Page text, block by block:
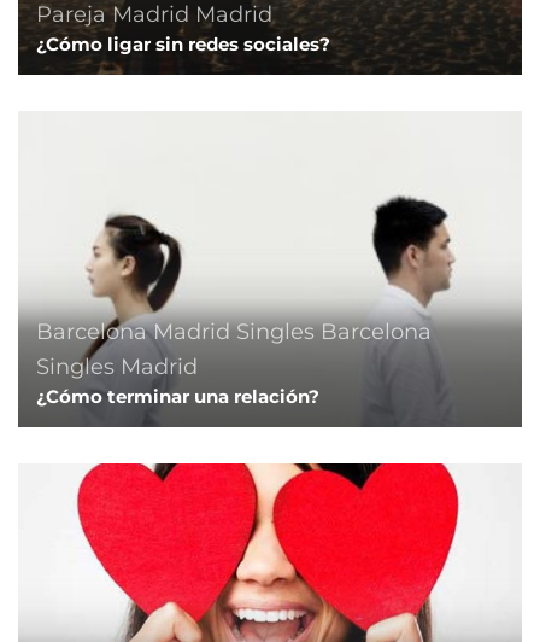
Pareja Madrid Madrid
¿Cómo ligar sin redes sociales?
Barcelona Madrid Singles Barcelona
Singles Madrid
¿Cómo terminar una relación?